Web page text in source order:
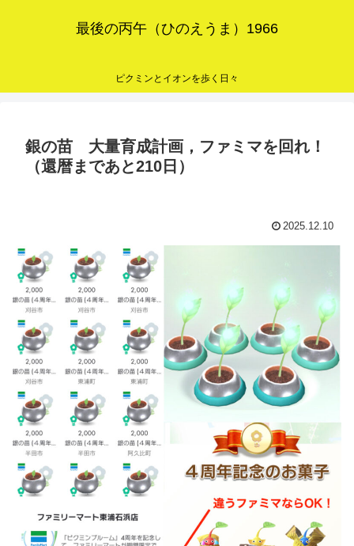
最後の丙午（ひのえうま）1966
ピクミンとイオンを歩く日々
銀の苗 大量育成計画，ファミマを回れ！
（還暦まであと210日）
2025.12.10